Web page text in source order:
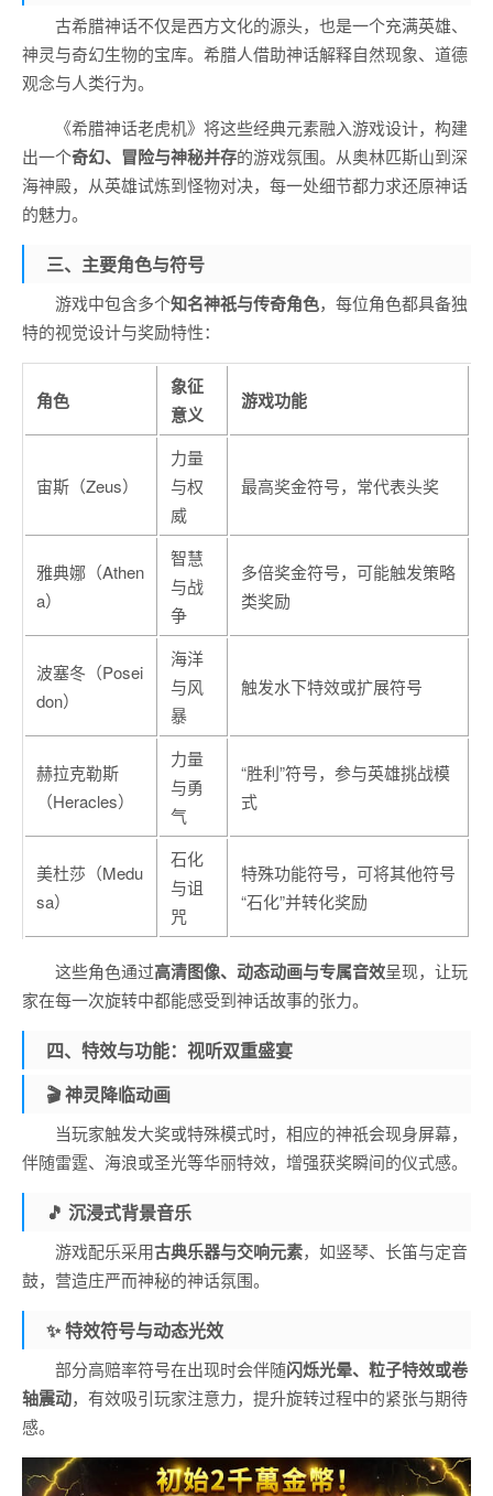
古希腊神话不仅是西方文化的源头，也是一个充满英雄、
神灵与奇幻生物的宝库。希腊人借助神话解释自然现象、道德
观念与人类行为。
《希腊神话老虎机》将这些经典元素融入游戏设计，构建
出一个奇幻、冒险与神秘并存的游戏氛围。从奥林匹斯山到深
海神殿，从英雄试炼到怪物对决，每一处细节都力求还原神话
的魅力。
三、主要角色与符号
游戏中包含多个知名神祇与传奇角色，每位角色都具备独
特的视觉设计与奖励特性：
角色
象征
意义
游戏功能
宙斯（Zeus）
力量
与权
威
最高奖金符号，常代表头奖
雅典娜（Athen
a）
智慧
与战
争
多倍奖金符号，可能触发策略
类奖励
波塞冬（Posei
don）
海洋
与风
暴
触发水下特效或扩展符号
赫拉克勒斯
（Heracles）
力量
与勇
气
“胜利”符号，参与英雄挑战模
式
美杜莎（Medu
sa）
石化
与诅
咒
特殊功能符号，可将其他符号
“石化”并转化奖励
这些角色通过高清图像、动态动画与专属音效呈现，让玩
家在每一次旋转中都能感受到神话故事的张力。
四、特效与功能：视听双重盛宴
🎬 神灵降临动画
当玩家触发大奖或特殊模式时，相应的神祇会现身屏幕，
伴随雷霆、海浪或圣光等华丽特效，增强获奖瞬间的仪式感。
🎵 沉浸式背景音乐
游戏配乐采用古典乐器与交响元素，如竖琴、长笛与定音
鼓，营造庄严而神秘的神话氛围。
✨ 特效符号与动态光效
部分高赔率符号在出现时会伴随闪烁光晕、粒子特效或卷
轴震动，有效吸引玩家注意力，提升旋转过程中的紧张与期待
感。